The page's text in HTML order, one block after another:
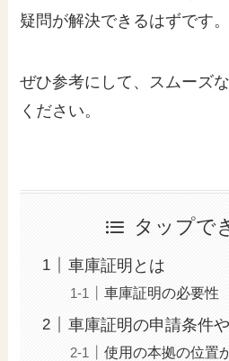
疑問が解決できるはずです。
ぜひ参考にして、スムーズ
ください。
タップで
車庫証明とは
車庫証明の必要性
車庫証明の申請条件
使用の本拠の位置